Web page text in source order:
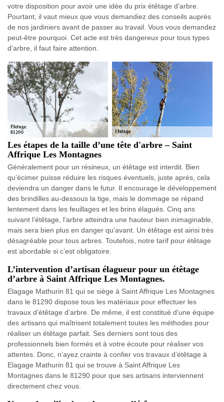
votre disposition pour avoir une idée du prix étêtage d’arbre.
Pourtant, il vaut mieux que vous demandiez des conseils auprès
de nos jardiniers avant de passer au travail. Vous vous demandez
peut-être pourquoi. Cet acte est très dangereux pour tous types
d’arbre, il faut faire attention.
Les étapes de la taille d’une tête d'arbre – Saint
Affrique Les Montagnes
Généralement pour un résineux, un étêtage est interdit. Bien
qu’écimer puisse réduire les risques éventuels, juste après, cela
deviendra un danger dans le futur. Il encourage le développement
des brindilles au-dessous la tige, mais le dommage se répand
lentement dans les feuillages et les brins élagués. Cinq ans
suivant l’étêtage, l’arbre atteindra une hauteur bien inimaginable,
mais sera bien plus en danger qu’avant. Un étêtage est ainsi très
désagréable pour tous arbres. Toutefois, notre tarif pour étêtage
est abordable si c’est obligatoire.
L’intervention d’artisan élagueur pour un étêtage
d’arbre à Saint Affrique Les Montagnes.
Elagage Mathurin 81 qui se siège à Saint Affrique Les Montagnes
dans le 81290 dispose tous les matériaux pour effectuer les
travaux d’étêtage d’arbre. De même, il est constitué d’une équipe
des artisans qui maîtrisent totalement toutes les méthodes pour
réaliser un étêtage parfait. Ses derniers sont tous des
professionnels bien formés et à votre écoute pour réaliser vos
attentes. Donc, n’ayez crainte à confier vos travaux d’étêtage à
Elagage Mathurin 81 qui se trouve à Saint Affrique Les
Montagnes dans le 81290 pour que ses artisans interviennent
directement chez vous.